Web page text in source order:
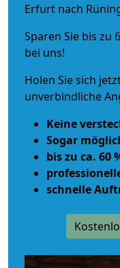
Erfurt nach
Sparen Sie bis zu
bei uns!
Holen Sie sich
unverbindliche
Keine
Sogar
bis zu ca. 60
schnelle